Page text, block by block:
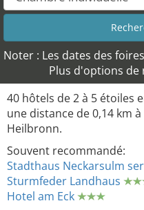
Noter : Les dates des
Plus d'options de
40 hôtels de 2 à 5 étoiles
une distance de 0,14 km
Heilbronn.
Souvent recommandé:
Stadthaus Neckarsulm
Sturmfeder Landhaus
Hotel am Eck